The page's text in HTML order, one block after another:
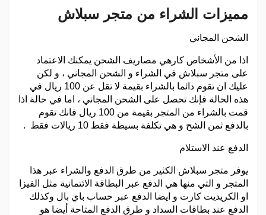
مميزات الشراء من متجر سبلاش
الشحن المجاني
اذا من الأشخاص كارهي مصاريف الشحن يمكنك الاعتماد
على متجر سبلاش في الشراء و الشحن المجاني ، و لكن
عليك ان تقوم دائما بالشراء بقيمة لا تقل عن 100 ريال في
هذه الحالة فإنك تحصل على الشحن المجاني ، اما في حالة اذا
قمت بالشراء من المتجر بقيمة من 100 ريال فانك تقوم
بالدفع ثمن الشح و هي تكلفة بسيطة فقط 10 ريالات فقط .
الدفع عند الاستلام
يوفر متجر سبلاش الكثير من طرق الدفع والشراء عبر هذا
المتجر و التي منها هي الدفع عبر البطاقة الائتمانية مثل الفيزا
او الكريديت كارت و ايضا الدفع عبر حساب باي بال وكذلك
الدفع عند بطاقات السداد و طرق الدفع المتاحة أيضا هو